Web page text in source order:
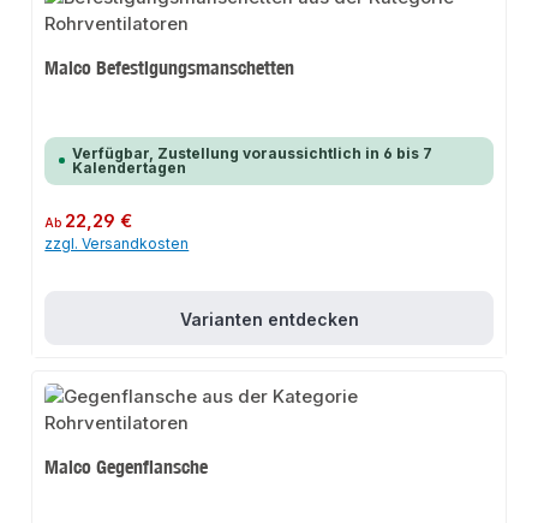
Maico Befestigungsmanschetten
Verfügbar, Zustellung voraussichtlich in 6 bis 7
Kalendertagen
Regulärer Preis:
Ab 22,29 €
zzgl. Versandkosten
Varianten entdecken
Maico Gegenflansche